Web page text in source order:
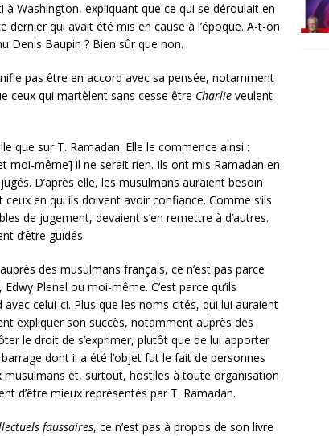
Washington, expliquant que ce qui se déroulait en
dernier qui avait été mis en cause à l’époque. A-t-on
Denis Baupin ? Bien sûr que non.
pas être en accord avec sa pensée, notamment
ceux qui martèlent sans cesse être Charlie veulent
que sur T. Ramadan. Elle le commence ainsi :
moi-même] il ne serait rien. Ils ont mis Ramadan en
D’après elle, les musulmans auraient besoin
en qui ils doivent avoir confiance. Comme s’ils
de jugement, devaient s’en remettre à d’autres.
d’être guidés.
des musulmans français, ce n’est pas parce
Plenel ou moi-même. C’est parce qu’ils
celui-ci. Plus que les noms cités, qui lui auraient
expliquer son succès, notamment auprès des
le droit de s’exprimer, plutôt que de lui apporter
dont il a été l’objet fut le fait de personnes
et, surtout, hostiles à toute organisation
d’être mieux représentés par T. Ramadan.
faussaires, ce n’est pas à propos de son livre